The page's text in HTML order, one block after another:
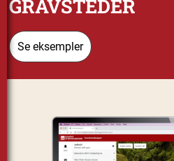
GRAVSTEDER
Se eksempler